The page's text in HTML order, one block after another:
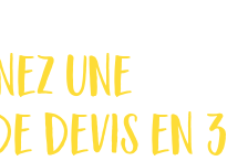
une
devis en 3